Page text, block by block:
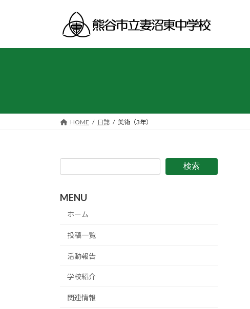
プ
動
HOME 日誌 美術（3年）
検索
MENU
ホーム
投稿一覧
活動報告
学校紹介
関連情報